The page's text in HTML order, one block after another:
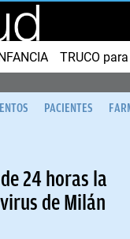
TRUCO
PACIENTES
24 horas la
de Milán